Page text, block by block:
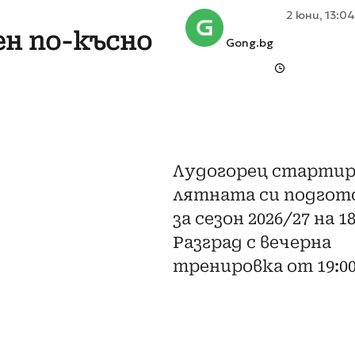
по-късно
Gong.bg
2 юни, 13:04
Лудогорец
лятната си
за сезон 2026/27 на
Разград с вечерна
тренировка от